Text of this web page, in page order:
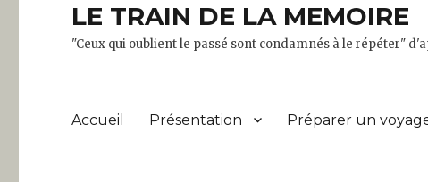
LE TRAIN DE LA MEMOIRE
"Ceux qui oublient le passé sont condamnés à le répéter"
Accueil Présentation Préparer un